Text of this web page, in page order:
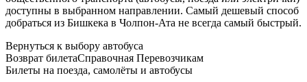
доступны в выбранном направлении. Самый дешевый способ
добраться из Бишкека в Чолпон-Ата не всегда самый быстрый.
Вернуться к выбору автобуса
Возврат билетаСправочная Перевозчикам
Билеты на поезда, самолёты и автобусы